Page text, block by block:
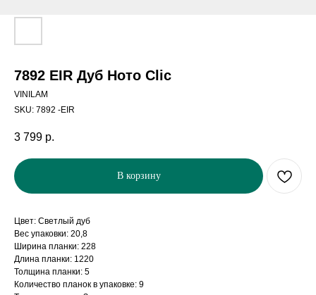
7892 EIR Дуб Ното Clic
VINILAM
SKU: 7892 -EIR
3 799 р.
В корзину
Цвет: Светлый дуб
Вес упаковки: 20,8
Ширина планки: 228
Длина планки: 1220
Толщина планки: 5
Количество планок в упаковке: 9